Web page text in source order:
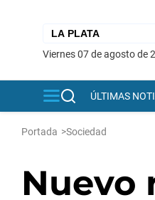
viernes 07 de agosto de
ÚLTIMAS
Portada >Sociedad
Nuevo